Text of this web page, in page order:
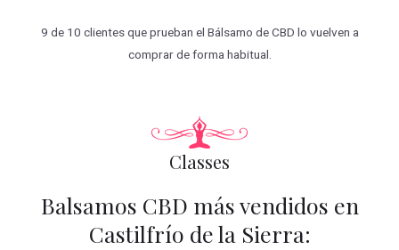
9 de 10 clientes que prueban el Bálsamo de CBD lo vuelven a
comprar de forma habitual.
Classes
Balsamos CBD más vendidos en
Castilfrío de la Sierra: